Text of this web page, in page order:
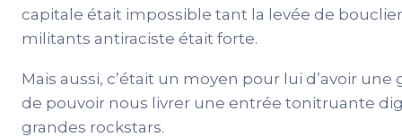
capitale était impossible tant la levée de
militants antiraciste était forte.
Mais aussi, c’était un moyen pour lui d’avoir une
de pouvoir nous livrer une entrée tonitruante
grandes rockstars.